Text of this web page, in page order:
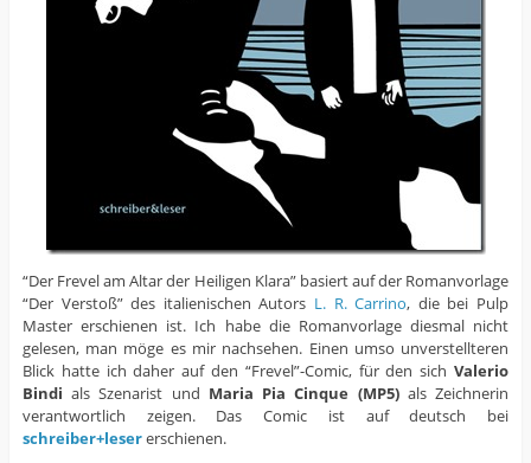
“Der Frevel am Altar der Heiligen Klara” basiert auf der Romanvorlage
“Der Verstoß” des italienischen Autors L. R. Carrino, die bei Pulp
Master erschienen ist. Ich habe die Romanvorlage diesmal nicht
gelesen, man möge es mir nachsehen. Einen umso unverstellteren
Blick hatte ich daher auf den “Frevel”-Comic, für den sichValerio
Bindi als Szenarist und Maria Pia Cinque (MP5)als Zeichnerin
verantwortlich zeigen. Das Comic ist auf deutsch bei
schreiber+lesererschienen.